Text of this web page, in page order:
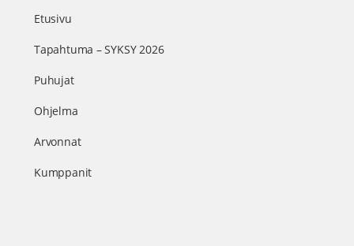
Etusivu
Tapahtuma – SYKSY 2026
Puhujat
Ohjelma
Arvonnat
Kumppanit